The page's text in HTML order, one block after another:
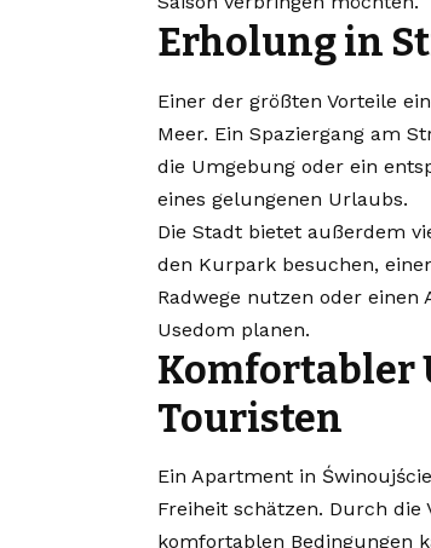
Erholung in
Einer der größten Vorteile
Meer. Ein Spaziergang am
die Umgebung oder ein
eines gelungenen Urlaubs.
Die Stadt bietet außerdem
den Kurpark besuchen,
Radwege nutzen oder
Usedom planen.
Komfortabler
Touristen
Ein Apartment in Świnoujście
Freiheit schätzen. Durch
komfortablen Bedingungen